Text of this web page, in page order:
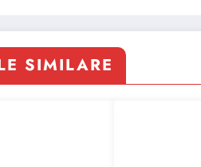
SIMILARE